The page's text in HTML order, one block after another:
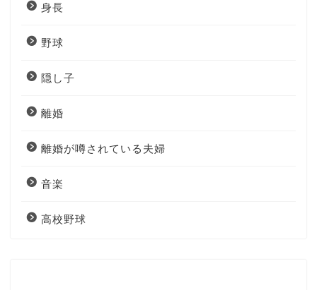
身長
野球
隠し子
離婚
離婚が噂されている夫婦
音楽
高校野球